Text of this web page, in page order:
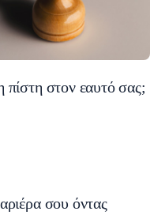
πίστη στον εαυτό σας;
σου όντας